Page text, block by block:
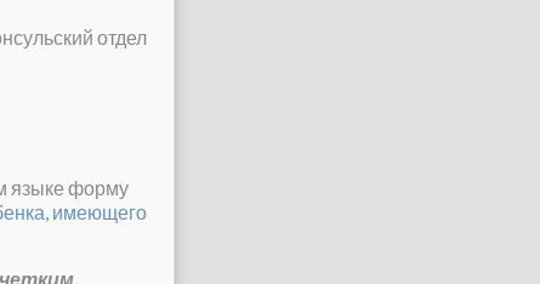
отдел
языке форму
имеющего